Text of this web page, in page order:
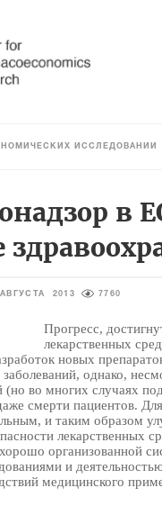
ИССЛЕДОВАНИЙ
в
2013 7760
Прогресс,
лекарственных
новых
однако,
(но во многих случаях
смерти пациентов.
и таким образом
лекарственных
организованной
и
медицинского